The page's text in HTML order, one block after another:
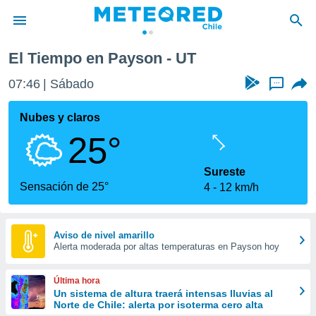
de
por
que se
calidad.
a este
las
y
forma
digital
basada
El Tiempo en Payson - UT
07:46 Sábado ...
Nubes y claros
25°
Sensación de 25°
Sureste
4
12 km/h
Aviso de nivel amarillo
Alerta moderada por altas temperaturas en Payson hoy
Última hora
Un sistema de altura traerá intensas lluvias al
Norte de Chile: alerta por isoterma cero alta